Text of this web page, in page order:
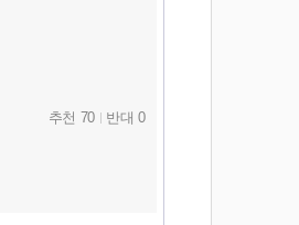
추천 70 반대 0